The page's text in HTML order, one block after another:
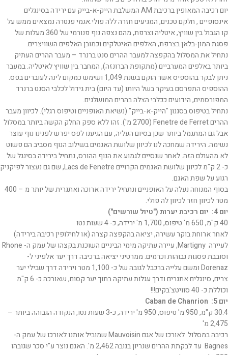
יום רכיבה המאופין ברכיבת AM המשלבת הייק-א-בייק עם ירידה בסינגלים
אינסופיים , חלקם טכנים, המגיעים חזרה ללה פולי.אגמי פנטרה נמצאים ממש על
קו הגבול בין שוויץ, איטליה וצרפת, מהם נצפה נוף פנורמי של 360 מעלות של
פסגת המון-בלאן בצרפת, האלפים האיטלקים וכמובן האלפים השוויצרים.
נתחיל את המסלול בהקפצה למעבר ההרים סנט ברנרד – מעבר ההרים העתיק
ביותר באלפים המערביים (מתקופת הברונזה), המחבר בין שוויץ לאיטליה. במעבר
ניתן לבקר בהוספיס אשר הוקם בשנת 1,049 ושימש כמקום לינה לעוברים בפס.
ההוספיס התפרסם בעיקר בשל היותו (עד היום) בית גידול לכלבי הסנט ברנרד
המפורסמים, הידועים ככלבי הצלה בהרים המושלגים.
נתחיל בטיפוס בסגנון "הייק-א-בייק" (נשיאת האופניים וטיפוס רגלי). לכיוון מעבר
ההרים Fenetre de Ferret (2700 מ'). זהו ללא ספק החלק הקשה ביותר במסלול
אבל גם המתגמל ביותר שכן בסיום העליה, עם הגיענו לפס יפרש לפנינו נוף עוצר
נשימה. הירידה שמחכה לנו לכיוון שלושת האגמים בשילוב הנוף מסביב הם פשוט
לא מהעולם הזה. לאחר שנסיים לגמוע את הנוף ההורס, נתחיל בירידה בסינגל של
כ- 2 ק"מ לכיוון שלושת האגמים הקרויים Lacs de Fenetre, שם גם נעצור לפיקניק
רגוע על שפת האגם.
בסוף המנוחה נעלה על האופניים ונתחיל ירידה ארוכה ואתגרית של יותר מ – 400
מטר לכיוון חזר לכיוון לה פולי.
יום 4: יום רכיבת יערות ("טיול שורשים")
40 ק"מ, 650 מ' טיפוס, 1,700 מ' ירידה, כ- 4 שעות נטו
לאחר ארוחת בוקר עשירה, יציאה בהקפצה קצרה (או לחילופין רכיבה בירידה)
לעיירה Martigny, עיירה עתיקה מימי הביניים השוכנת בקצהו של עמק ה- Rhone
וסובבת פסגות גבוהות וכרמים. ממרטיני יציאה ברכיבה דרך יער אלפיני ל-
Dorenaz ומשם עלייה ברכבל לגובה של כ- 1,100 מטר וירידה דרך שבילי יער
צרים, סינגלים אתגרים ודרך עגלות עתיקה בתוך יער קסום, שאורכה כ- 6 ק"מ
וכוללת כ- 40 סוויטצ'בקים!!!
יום 5: Caban de Chanrion
30.4 ק"מ, 950 מ' טיפוס, 950 מ' ירידה, כ-3 שעות נטו, הנקודה הגבוהה ביותר –
2,475 מ'
רכיבה במסלול לאורכו של אגם Mauvoisin שמוביל אותנו לאורכו של עמק ה-
Bagnes עד לבקתת ההרים שנריון בגובה 2,462 מ'. האגם נוצר ע"י סכר שגובהו